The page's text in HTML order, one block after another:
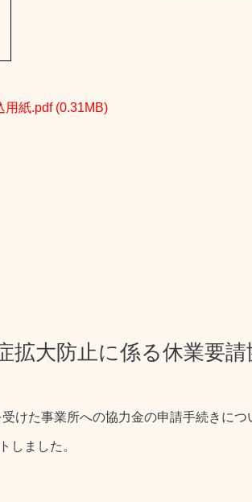
用紙.pdf(0.31MB)
拡大防止に係る休業要
けた事業所への協力金の申請手続きにつ
しました。